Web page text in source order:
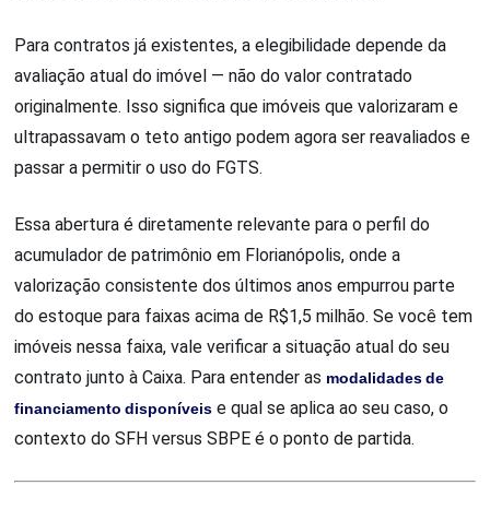
Para contratos já existentes, a elegibilidade depende da
avaliação atual do imóvel — não do valor contratado
originalmente. Isso significa que imóveis que valorizaram e
ultrapassavam o teto antigo podem agora ser reavaliados e
passar a permitir o uso do FGTS.
Essa abertura é diretamente relevante para o perfil do
acumulador de patrimônio em Florianópolis, onde a
valorização consistente dos últimos anos empurrou parte
do estoque para faixas acima de R$1,5 milhão. Se você tem
imóveis nessa faixa, vale verificar a situação atual do seu
contrato junto à Caixa. Para entender as modalidades de
financiamento disponíveis e qual se aplica ao seu caso, o
contexto do SFH versus SBPE é o ponto de partida.